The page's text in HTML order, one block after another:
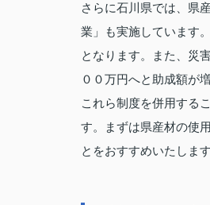
さらに石川県では、県
業」も実施しています
となります。また、災
００万円へと助成額が
これら制度を併用する
す。まずは県産材の使
とをおすすめいたします